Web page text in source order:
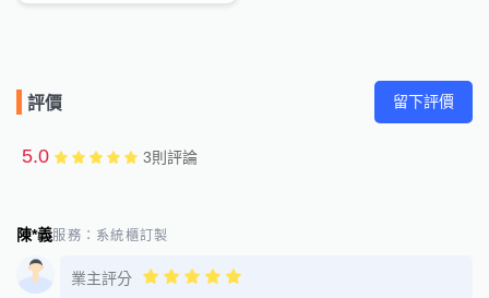
評價 留下評價
5.0 3則評論
陳*義服務： 系統櫃訂製
業主評分